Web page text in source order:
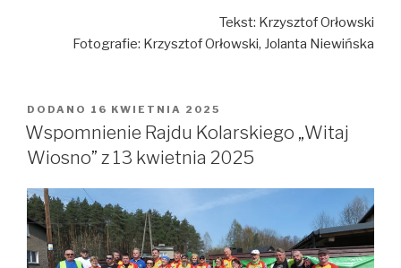
Tekst: Krzysztof Orłowski
Fotografie: Krzysztof Orłowski, Jolanta Niewińska
DODANO OPUBLIKOWANE
16 KWIETNIA 2025
Wspomnienie Rajdu Kolarskiego „Witaj
Wiosno” z 13 kwietnia 2025